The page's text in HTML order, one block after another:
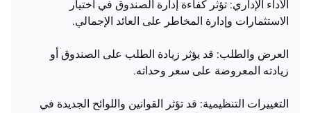
الأداء الإداري: تؤثر كفاءة إدارة الصندوق في اختيار
الاستثمارات وإدارة المخاطر على العائد الإجمالي.
العرض والطلب: قد يؤثر زيادة الطلب على الصندوق أو
زيادته المعروضة على سعر وحداته.
التغييرات التنظيمية: قد تؤثر القوانين واللوائح الجديدة في